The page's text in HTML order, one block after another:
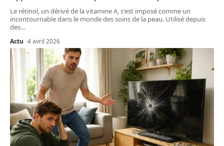
Le rétinol, un dérivé de la vitamine A, s'est imposé comme un
incontournable dans le monde des soins de la peau. Utilisé depuis
des…
Actu 4 avril 2026